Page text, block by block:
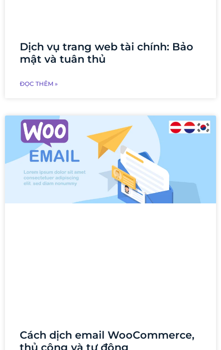
Dịch vụ trang web tài chính: Bảo
mật và tuân thủ
ĐỌC THÊM »
Cách dịch email WooCommerce,
thủ công và tự động